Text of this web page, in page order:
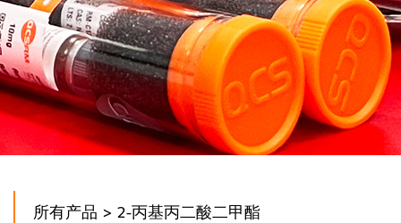
所有产品 > 2-丙基丙二酸二甲酯